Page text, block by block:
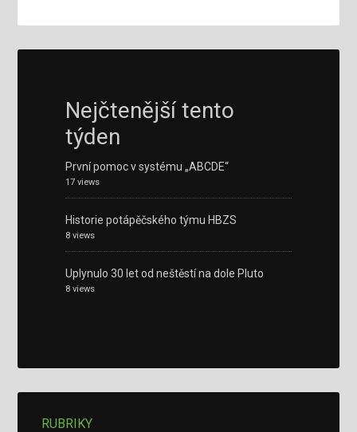
Nejčtenější tento
týden
První pomoc v systému „ABCDE“
17 views
Historie potápěčského týmu HBZS
8 views
Uplynulo 30 let od neštěstí na dole Pluto
8 views
RUBRIKY